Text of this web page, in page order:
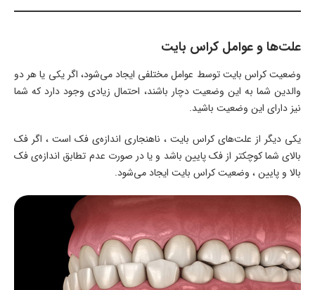
علت‌ها و عوامل کراس‌ بایت
وضعیت کراس بایت توسط عوامل مختلفی ایجاد می‌شود، اگر یکی یا هر دو
والدین شما به این وضعیت دچار باشند، احتمال زیادی وجود دارد که شما
نیز دارای این وضعیت باشید.
یکی دیگر از علت‌های کراس بایت ، ناهنجاری اندازه‌ی فک است ، اگر فک
بالای شما کوچکتر از فک پایین باشد و یا در صورت عدم تطابق اندازه‌ی فک
بالا و پایین ، وضعیت کراس بایت ایجاد می‌شود.